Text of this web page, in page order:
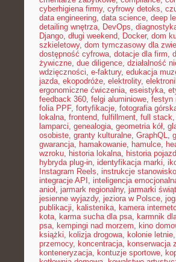
cyberhigiena firmy, cyfrowy detoks,
data engineering, data science, deep
detailing wnętrza, DevOps,
Django, długi weekend, Docker, dom
szkieletowy, dom tymczasowy dla
dostępność cyfrowa, dotacje dla firm,
żywiczne, due diligence, działalność
wdzięczności, e-faktury, edukacja
jazda, ekopodróże, elektrolity,
ergonomiczne ćwiczenia, eseistyka,
feedback 360, felgi aluminiowe, festyn
folia PPF, fortyfikacje, fotografia
lokalna, frontend, fulfillment, full stack,
lamparci, genealogia, geometria kół,
osobiste, granty kulturalne, GraphQL,
gwarancja, hamakowanie, hamulce,
wzroku, historia lokalna, historia
hybryda plug-in, identyfikacja marki,
Instagram Reels, instrukcje
integracje API , inteligencja
anioł, jarmark regionalny, jarmarki
jesienne wyjazdy, jeziora w Polsce,
publikacji, kalistenika, kamera
kota, karma sucha dla psa, karmnik
psa, kempingi nad morzem, kino
książki, kolizja drogowa, kolonie letnie,
przemocy, koncentracja, konserwacja
konteneryzacja, kontuzje sportowe,